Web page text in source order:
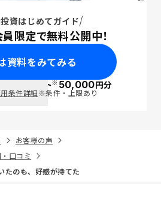
資はじめてガイド
限定で無料公開中！
資料をみてみる
ポイント※50,000円分
条件詳細※条件・上限あり
お客様の声
口コミ
たのも、好感が持てた